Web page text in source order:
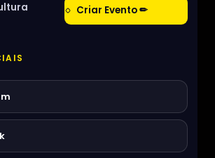
Criar Evento ✏